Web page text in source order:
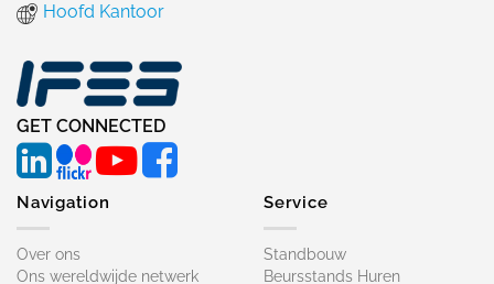
Hoofd Kantoor
GET CONNECTED
Navigation
Over ons
Ons wereldwijde netwerk
Service
Standbouw
Beursstands Huren